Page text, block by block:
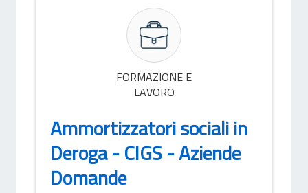
FORMAZIONE E
LAVORO
Ammortizzatori sociali in
Deroga - CIGS - Aziende
Domande